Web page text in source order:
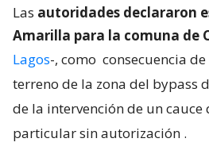
Las autoridades declararon
Amarilla para la comuna de
Lagos-, como consecuencia
terreno de la zona del bypass
de la intervención de un
particular sin autorización .